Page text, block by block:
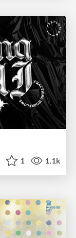
1 1.1k